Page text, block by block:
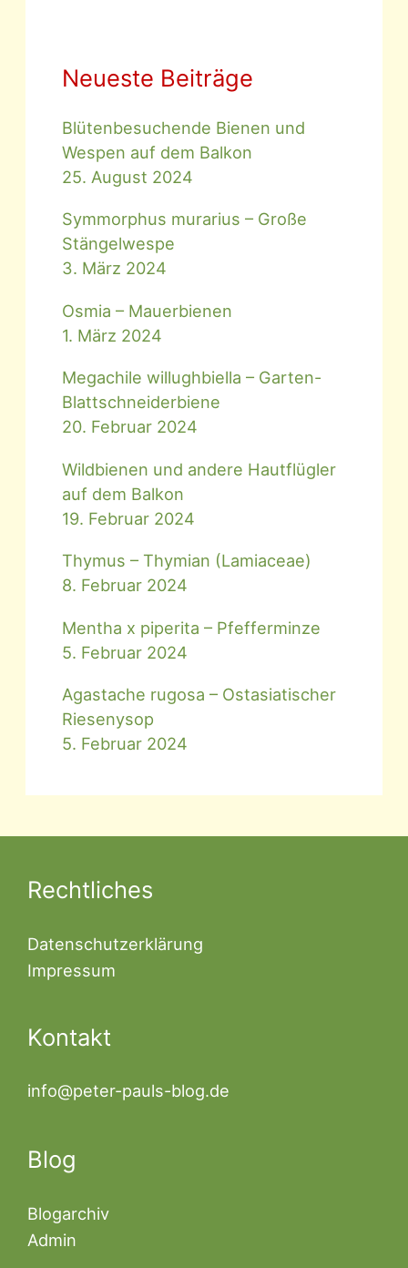
Neueste Beiträge
Blütenbesuchende Bienen und
Wespen auf dem Balkon
25. August 2024
Symmorphus murarius – Große
Stängelwespe
3. März 2024
Osmia – Mauerbienen
1. März 2024
Megachile willughbiella – Garten-
Blattschneiderbiene
20. Februar 2024
Wildbienen und andere Hautflügler
auf dem Balkon
19. Februar 2024
Thymus – Thymian (Lamiaceae)
8. Februar 2024
Mentha x piperita – Pfefferminze
5. Februar 2024
Agastache rugosa – Ostasiatischer
Riesenysop
5. Februar 2024
Rechtliches
Datenschutzerklärung
Impressum
Kontakt
info@peter-pauls-blog.de
Blog
Blogarchiv
Admin